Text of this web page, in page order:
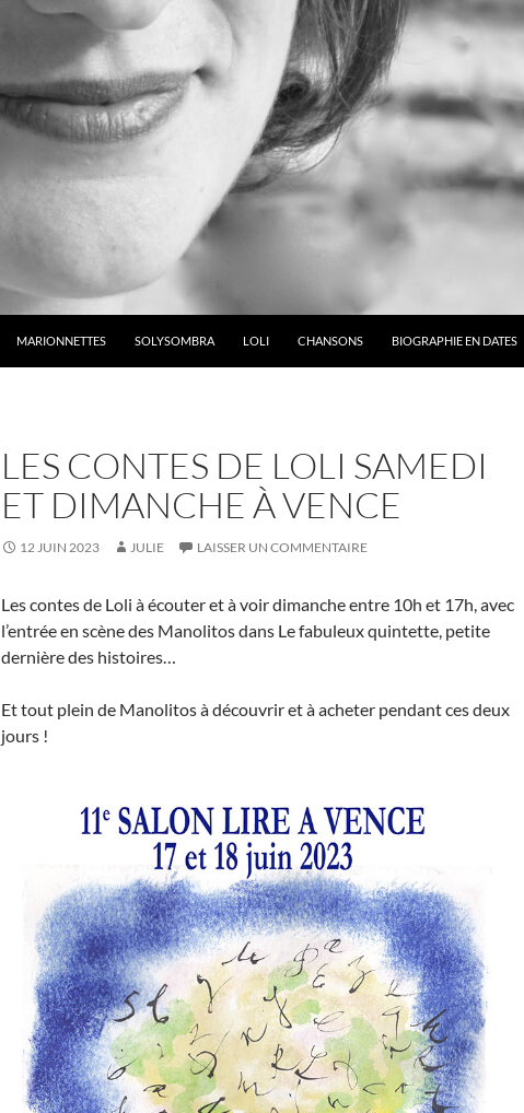
MARIONNETTES SOLYSOMBRA LOLI CHANSONS BIOGRAPHIE EN DATES
LES CONTES DE LOLI SAMEDI
ET DIMANCHE À VENCE
12 JUIN 2023 JULIE LAISSER UN COMMENTAIRE
Les contes de Loli à écouter et à voir dimanche entre 10h et 17h, avec
l’entrée en scène des Manolitos dans Le fabuleux quintette, petite
dernière des histoires…
Et tout plein de Manolitos à découvrir et à acheter pendant ces deux
jours !